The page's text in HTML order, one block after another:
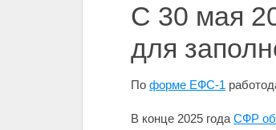
С 30 мая
для
По форме ЕФС-1
В конце 2025 года СФР